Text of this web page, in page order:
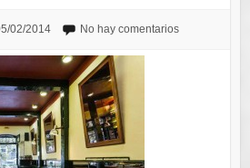
02/2014 No hay comentarios